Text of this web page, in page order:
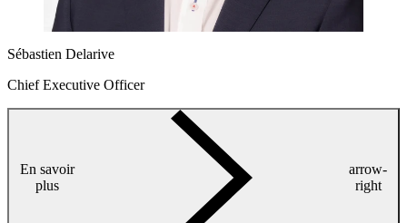
Sébastien Delarive
Chief Executive Officer
En savoir
plus
arrow-
right